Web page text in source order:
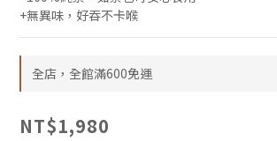
+無異味，好吞不卡喉
全店，全館滿600免運
NT$1,980